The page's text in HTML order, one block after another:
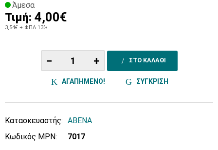
Άμεσα
Τιμή: 4,00€
3,54€ + ΦΠΑ 13%
− + ΣΤΟ ΚΑΛΑΘΙ
ΑΓΑΠΗΜΕΝΟ! ΣΥΓΚΡΙΣΗ
Κατασκευαστής: ABENA
Κωδικός MPN:
7017